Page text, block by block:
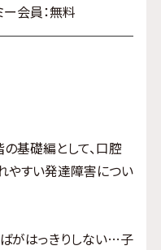
ー会員：無料
基礎編として、口腔
やすい発達障害につい
がはっきりしない…子